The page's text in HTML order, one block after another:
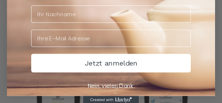
Facebook X (Twitter) Pinterest
Bestseller Entdecken Sie die Lieblingstees unserer Kunden
Jetzt anmelden
Nein, vielen Dank.